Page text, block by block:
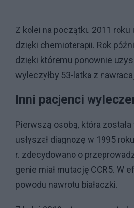
Z kolei na początku 2011
dzięki chemioterapii. Rok
dzięki któremu ponownie
wyleczyłby 53-latka z
Inni pacjenci
Pierwszą osobą, która
usłyszał diagnozę w 1995
r. zdecydowano o
genie miał mutację CCR5. W
powodu nawrotu białaczki.